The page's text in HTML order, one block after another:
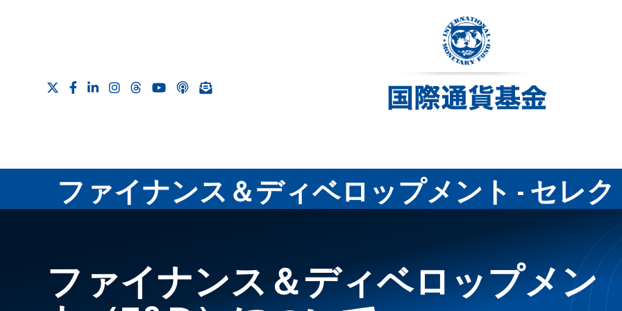
ファイナンス＆ディベロップメント - セレ
ファイナンス＆ディベロップメン